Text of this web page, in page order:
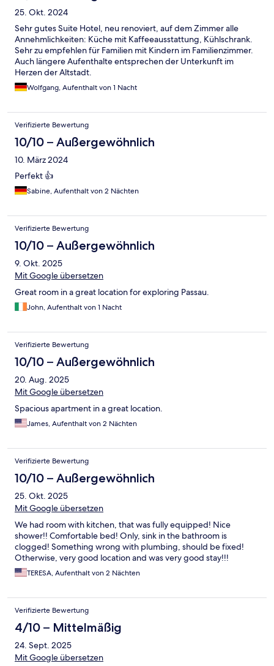
25. Okt. 2024
Sehr gutes Suite Hotel, neu renoviert, auf dem Zimmer alle
Annehmlichkeiten: Küche mit Kaffeeausstattung, Kühlschrank.
Sehr zu empfehlen für Familien mit Kindern im Familienzimmer.
Auch längere Aufenthalte entsprechen der Unterkunft im
Herzen der Altstadt.
Wolfgang, Aufenthalt von 1 Nacht
Verifizierte Bewertung
10/10 – Außergewöhnlich
10. März 2024
Perfekt 👍
Sabine, Aufenthalt von 2 Nächten
Verifizierte Bewertung
10/10 – Außergewöhnlich
9. Okt. 2025
Mit Google übersetzen
Great room in a great location for exploring Passau.
John, Aufenthalt von 1 Nacht
Verifizierte Bewertung
10/10 – Außergewöhnlich
20. Aug. 2025
Mit Google übersetzen
Spacious apartment in a great location.
James, Aufenthalt von 2 Nächten
Verifizierte Bewertung
10/10 – Außergewöhnlich
25. Okt. 2025
Mit Google übersetzen
We had room with kitchen, that was fully equipped! Nice
shower!! Comfortable bed! Only, sink in the bathroom is
clogged! Something wrong with plumbing, should be fixed!
Otherwise, very good location and was very good stay!!!
TERESA, Aufenthalt von 2 Nächten
Verifizierte Bewertung
4/10 – Mittelmäßig
24. Sept. 2025
Mit Google übersetzen